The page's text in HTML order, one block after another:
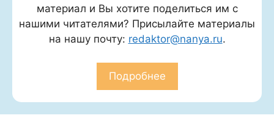
материал и Вы хотите поделиться им с
нашими читателями? Присылайте материалы
на нашу почту: redaktor@nanya.ru.
Подробнее